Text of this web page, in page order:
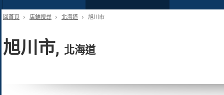
回首頁 店鋪搜尋 北海道 旭川市
旭川市, 北海道